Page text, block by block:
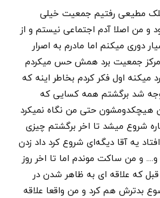
مطیعی رفتیم جمعیت خیلی
و من اصلا آدم اجتماعی نیستم و از
دوری میکنم اما مادرم به اصرار
جمعیت برد همش حس میکردم
میکنه اول فکر کردم بخاطر اینه که
شد برگشتم همه کسایی که
هیچکدومشون حتی من نگاه نمیکرد
شروع میشد تا اخر برگشتم چیزی
یه آقا دیگه‌ای شروع کرد داد زدن
و من ساکت موندم اما تا اخر روز
قبل که علاقه ای به ظاهر شدن در
بدترش هم کرد و من واقعا علاقه